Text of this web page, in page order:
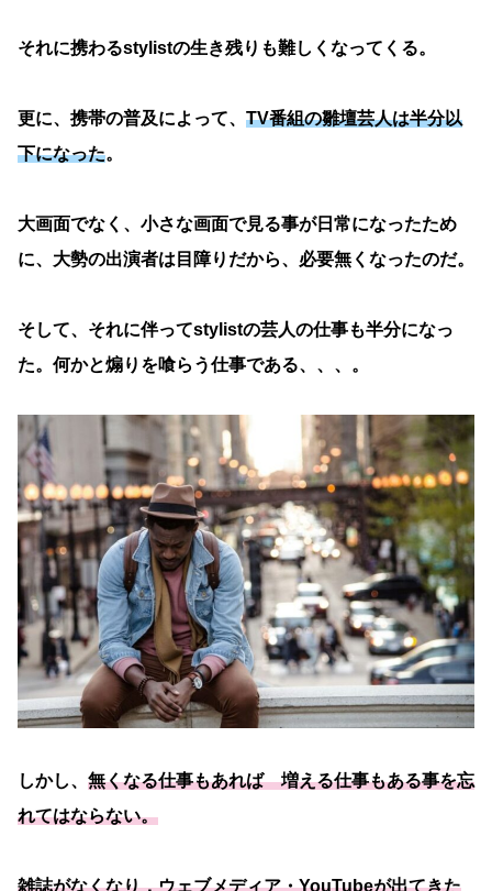
それに携わるstylistの生き残りも難しくなってくる。
更に、携帯の普及によって、 TV番組の雛壇芸人は半分以
下になった。
大画面でなく、小さな画面で見る事が日常になったため
に、大勢の出演者は目障りだから、必要無くなったのだ。
そして、それに伴ってstylistの芸人の仕事も半分になっ
た。何かと煽りを喰らう仕事である、、、。
しかし、 無くなる仕事もあれば 増える仕事もある事を忘
れてはならない。
雑誌がなくなり．ウェブメディア・YouTubeが出てきた